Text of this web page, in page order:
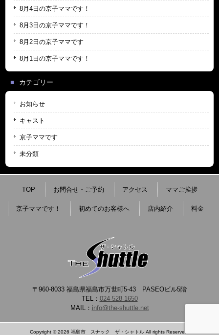
8月4日の京子ママです！
8月3日の京子ママです！
8月2日の京子ママです
8月1日の京子ママです！
カテゴリー
お知らせ
キャスト
京子ママです
未分類
TOP お問合せ・ご予約 アクセス ママご挨拶
京子ママです！ 初めてのお客様へ 店内紹介 料金
〒960-8033 福島県福島市万世町5-43 PASEOビル5階
TEL： 024-528-1650
MAIL： info@the-shuttle.net
Copyright © 2026 福島市 スナック ザ・シャトル All rights Reserved.